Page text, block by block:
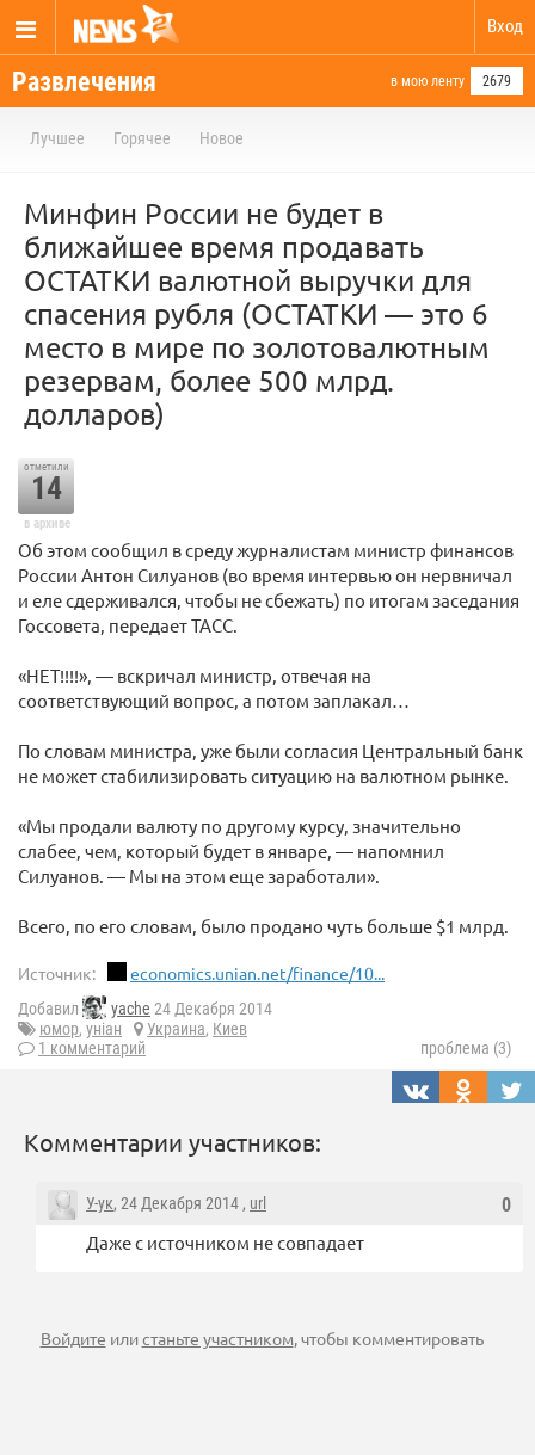
Вход
Развлечения в мою ленту 2679
Лучшее Горячее Новое
Минфин России не будет в
ближайшее время продавать
ОСТАТКИ валютной выручки для
спасения рубля (ОСТАТКИ — это 6
место в мире по золотовалютным
резервам, более 500 млрд.
долларов)
отметили
14
в архиве
Об этом сообщил в среду журналистам министр финансов
России Антон Силуанов (во время интервью он нервничал
и еле сдерживался, чтобы не сбежать) по итогам заседания
Госсовета, передает ТАСС.
«НЕТ!!!!», — вскричал министр, отвечая на
соответствующий вопрос, а потом заплакал…
По словам министра, уже были согласия Центральный банк
не может стабилизировать ситуацию на валютном рынке.
«Мы продали валюту по другому курсу, значительно
слабее, чем, который будет в январе, — напомнил
Силуанов. — Мы на этом еще заработали».
Всего, по его словам, было продано чуть больше $1 млрд.
Источник: economics.unian.net/finance/10...
Добавил yache 24 Декабря 2014
юмор, унiан Украина, Киев
1 комментарий
проблема (3)
Комментарии участников:
0
У-ук, 24 Декабря 2014 , url
Даже с источником не совпадает
Войдите илистаньте участником, чтобы комментировать